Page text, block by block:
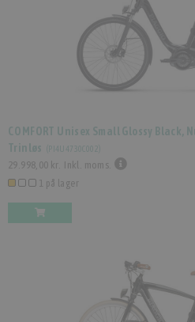
COMFORT Unisex Small Glossy
Trinløs
PI4U4730C002
29.998,00 kr.
Inkl. moms.
1 på lager